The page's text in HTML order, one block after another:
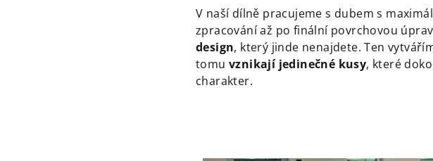
V naší dílně pracujeme s dubem s
zpracování až po finální povrchovou
design, který jinde nenajdete. Ten
tomu vznikají jedinečné kusy, které
charakter.